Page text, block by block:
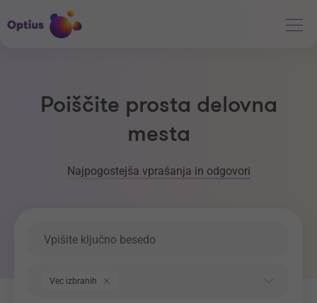
Poiščite prosta delovna
mesta
Najpogostejša vprašanja in odgovori
Vec izbranih